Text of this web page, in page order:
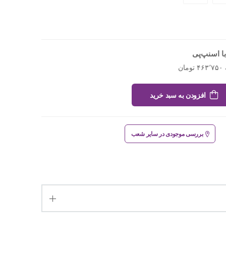
اسنپ‌پی
افزودن به سبد خرید
بررسی موجودی در سایر شعب